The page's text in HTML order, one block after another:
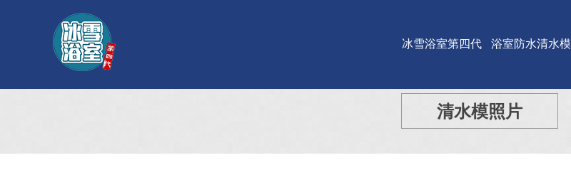
冰雪浴室第四代 浴室防水清水模
清水模照片